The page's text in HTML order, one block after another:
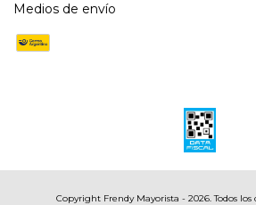
Medios de envío
Copyright Frendy Mayorista - 2026. Todos los